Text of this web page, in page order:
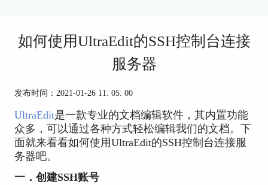
如何使用UltraEdit的SSH控制台连接
服务器
发布时间：2021-01-26 11: 05: 00
UltraEdit是一款专业的文档编辑软件，其内置功能
众多，可以通过各种方式轻松编辑我们的文档。下
面就来看看如何使用UltraEdit的SSH控制台连接服
务器吧。
一．创建SSH账号